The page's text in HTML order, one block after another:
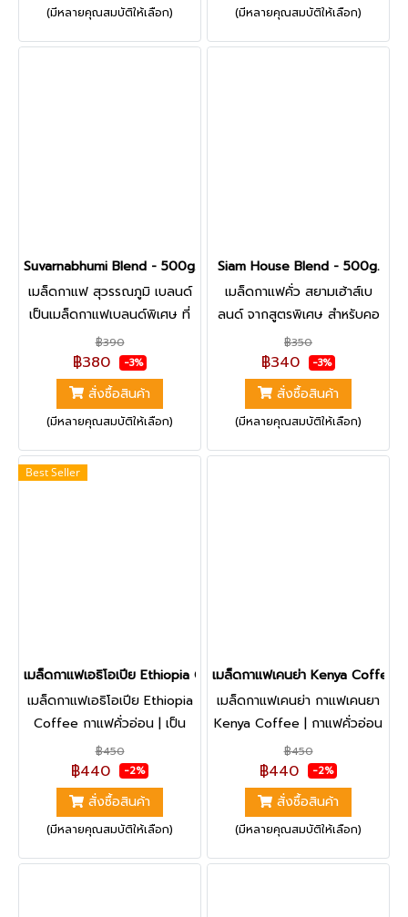
ทานได้ยาก ต้องจองผลผลิตกัน
ข้ามปีเลยทีเดียว
(มีหลายคุณสมบัติให้เลือก)
ที่หาทานได้ยาก ต้องจอง
ผลผลิตกันข้ามปีเลยทีเดียว
(มีหลายคุณสมบัติให้เลือก)
Suvarnabhumi Blend - 500g.
เมล็ดกาแฟ สุวรรณภูมิ เบลนด์
เป็นเมล็ดกาแฟเบลนด์พิเศษ ที่
เราเลือกใช้กาแฟในพื้นที่
สุวรรณภูมิ จาก 3 ประเทศ ไทย
ลาว พม่า ผ่านการคั่วระดับกลาง
ค่อนเข้ม เมื่อนำมาผสมกัน ทำให้
ได้รสชาติที่หอม หวาน นุ่มสมูท
นวล
฿390
฿380 -3%
สั่งซื้อสินค้า
(มีหลายคุณสมบัติให้เลือก)
Siam House Blend - 500g.
เมล็ดกาแฟคั่ว สยามเฮ้าส์เบ
ลนด์ จากสูตรพิเศษ สำหรับคอ
กาแฟ Specialty ร้านกาแฟ
คาเฟ่ เราใช้เมล็ดกาแฟจาก 3
ประเทศ ไทย ลาว บราซิล ผ่าน
การคั่วระดับเข้ม ทำให้ได้รสชาติที่
หอม หนักแน่น นุ่ม ซับซ้อน |
สามารถชงได้ทั้งกาแฟเย็น
฿350
฿340 -3%
สั่งซื้อสินค้า
(มีหลายคุณสมบัติให้เลือก)
Best Seller
เมล็ดกาแฟเอธิโอเปีย Ethiopia Coffee - 200 g.
เมล็ดกาแฟเอธิโอเปีย Ethiopia
Coffee กาแฟคั่วอ่อน | เป็น
กาแฟ Arabic สายพันธุ์
Heirloom เป็นสายพันธุ์ท้องถิ่น
จากมรกดตกทอดเฉพาะ ทำให้ได้
ความหอมดอกไม้ และแฝงรสผล
ไม้ ที่เป็นเอกลักษณ์เฉพาะตัว
ของกาแฟเอธิโอเปีย | สินค้ามี
฿450
฿440 -2%
สั่งซื้อสินค้า
(มีหลายคุณสมบัติให้เลือก)
เมล็ดกาแฟเคนย่า Kenya Coffee
เมล็ดกาแฟเคนย่า กาแฟเคนยา
Kenya Coffee | กาแฟคั่วอ่อน
| กาแฟ Arabica สายพันธุ์
SL28/SL34 จากแหล่งพื้นที่
ปลูกสูงกว่า 1,700m กาแฟที่ให้
ความหอมของกลิ่นดอกไม้ และ
แฝงด้วยรสผลไม้เบอร์รี่ ที่เป็น
เอกลักษณ์เฉพาะตัวของกาแฟ
฿450
฿440 -2%
สั่งซื้อสินค้า
(มีหลายคุณสมบัติให้เลือก)